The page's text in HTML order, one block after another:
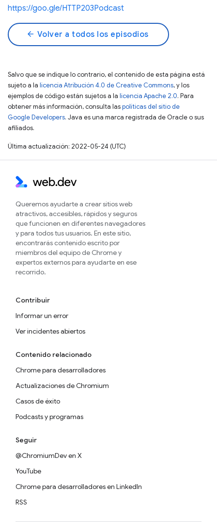
https://goo.gle/HTTP203Podcast
arrow_back Volver a todos los episodios
Salvo que se indique lo contrario, el contenido de esta página está
sujeto a la licencia Atribución 4.0 de Creative Commons, y los
ejemplos de código están sujetos a la licencia Apache 2.0. Para
obtener más información, consulta laspolíticas del sitio de
Google Developers. Java es una marca registrada de Oracle o sus
afiliados.
Última actualización: 2022-05-24 (UTC)
Queremos ayudarte a crear sitios web
atractivos, accesibles, rápidos y seguros
que funcionen en diferentes navegadores
y para todos tus usuarios. En este sitio,
encontrarás contenido escrito por
miembros del equipo de Chrome y
expertos externos para ayudarte en ese
recorrido.
Contribuir
Informar un error
Ver incidentes abiertos
Contenido relacionado
Chrome para desarrolladores
Actualizaciones de Chromium
Casos de éxito
Podcasts y programas
Seguir
@ChromiumDev en X
YouTube
Chrome para desarrolladores en LinkedIn
RSS